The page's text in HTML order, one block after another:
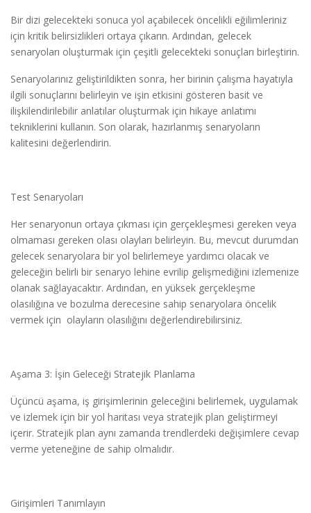
Bir dizi gelecekteki sonuca yol açabilecek öncelikli eğilimleriniz
için kritik belirsizlikleri ortaya çıkarın. Ardından, gelecek
senaryoları oluşturmak için çeşitli gelecekteki sonuçları birleştirin.
Senaryolarınız geliştirildikten sonra, her birinin çalışma hayatıyla
ilgili sonuçlarını belirleyin ve işin etkisini gösteren basit ve
ilişkilendirilebilir anlatılar oluşturmak için hikaye anlatımı
tekniklerini kullanın. Son olarak, hazırlanmış senaryoların
kalitesini değerlendirin.
Test Senaryoları
Her senaryonun ortaya çıkması için gerçekleşmesi gereken veya
olmaması gereken olası olayları belirleyin. Bu, mevcut durumdan
gelecek senaryolara bir yol belirlemeye yardımcı olacak ve
geleceğin belirli bir senaryo lehine evrilip gelişmediğini izlemenize
olanak sağlayacaktır. Ardından, en yüksek gerçekleşme
olasılığına ve bozulma derecesine sahip senaryolara öncelik
vermek için olayların olasılığını değerlendirebilirsiniz.
Aşama 3: İşin Geleceği Stratejik Planlama
Üçüncü aşama, iş girişimlerinin geleceğini belirlemek, uygulamak
ve izlemek için bir yol haritası veya stratejik plan geliştirmeyi
içerir. Stratejik plan aynı zamanda trendlerdeki değişimlere cevap
verme yeteneğine de sahip olmalıdır.
Girişimleri Tanımlayın